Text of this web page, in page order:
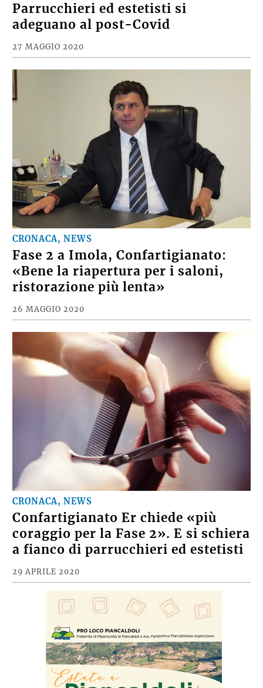
Parrucchieri ed estetisti si
adeguano al post-Covid
27 MAGGIO 2020
CRONACA, NEWS
Fase 2 a Imola, Confartigianato:
«Bene la riapertura per i saloni,
ristorazione più lenta»
26 MAGGIO 2020
CRONACA, NEWS
Confartigianato Er chiede «più
coraggio per la Fase 2». E si schiera
a fianco di parrucchieri ed estetisti
29 APRILE 2020